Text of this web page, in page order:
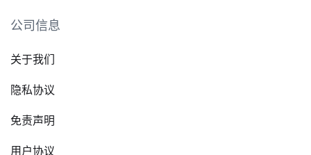
公司信息
关于我们
隐私协议
免责声明
用户协议